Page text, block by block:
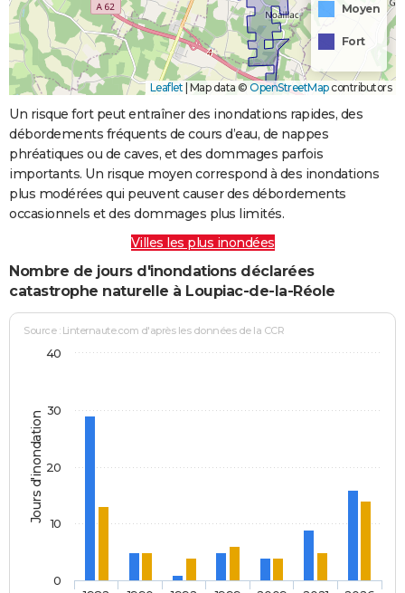
Moyen
Fort
Leaflet | Map data © OpenStreetMapcontributors
Un risque fort peut entraîner des inondations rapides, des
débordements fréquents de cours d’eau, de nappes
phréatiques ou de caves, et des dommages parfois
importants. Un risque moyen correspond à des inondations
plus modérées qui peuvent causer des débordements
occasionnels et des dommages plus limités.
Villes les plus inondées
Nombre de jours d'inondations déclarées
catastrophe naturelle à Loupiac-de-la-Réole
Jours d'inondation
Source : Linternaute.com d'après les données de la CCR
0
10
20
30
40